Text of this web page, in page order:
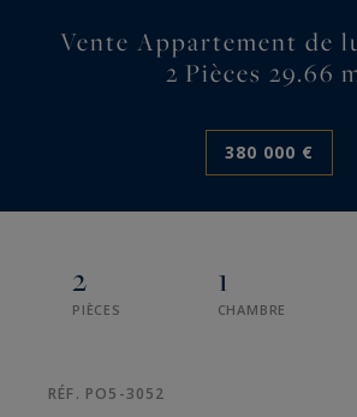
Vente Appartement de
2 Pièces 29.66
380 000 €
2
PIÈCES
1
CHAMBRE
RÉF. PO5-3052